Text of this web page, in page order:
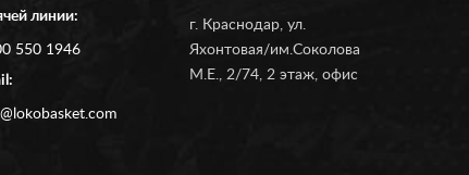
линии:
550 1946
г. Краснодар, ул.
Яхонтовая/им.Соколова
М.Е., 2/74, 2 этаж, офис